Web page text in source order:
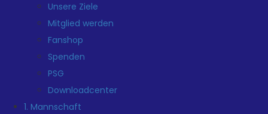
Unsere Ziele
Mitglied werden
Fanshop
Spenden
PSG
Downloadcenter
1. Mannschaft